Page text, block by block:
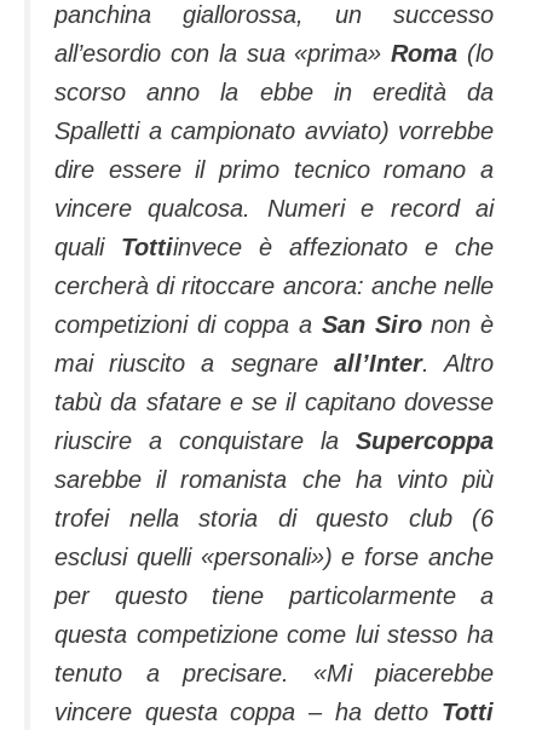
panchina giallorossa, un successo
all’esordio con la sua «prima»Roma (lo
scorso anno la ebbe in eredità da
Spalletti a campionato avviato) vorrebbe
dire essere il primo tecnico romano a
vincere qualcosa. Numeri e record ai
quali Tottiinvece è affezionato e che
cercherà di ritoccare ancora: anche nelle
competizioni di coppa a San Sironon è
mai riuscito a segnare all’Inter. Altro
tabù da sfatare e se il capitano dovesse
riuscire a conquistare la Supercoppa
sarebbe il romanista che ha vinto più
trofei nella storia di questo club (6
esclusi quelli «personali») e forse anche
per questo tiene particolarmente a
questa competizione come lui stesso ha
tenuto a precisare. «Mi piacerebbe
vincere questa coppa – ha detto Totti